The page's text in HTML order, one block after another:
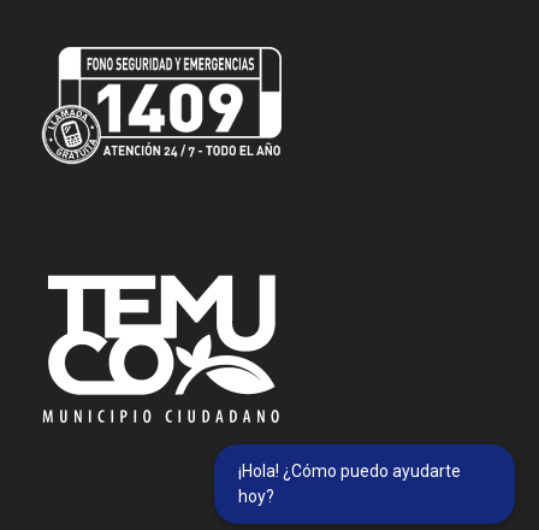
¡Hola! ¿Cómo puedo ayudarte
hoy?